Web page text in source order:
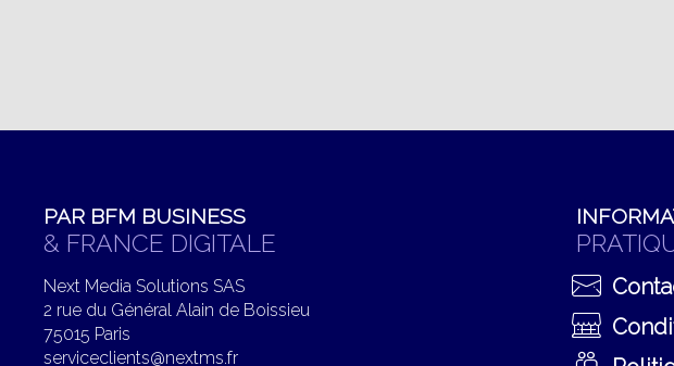
PAR BFM BUSINESS
& FRANCE DIGITALE
Next Media Solutions SAS
2 rue du Général Alain de Boissieu
75015 Paris
serviceclients@nextms.fr